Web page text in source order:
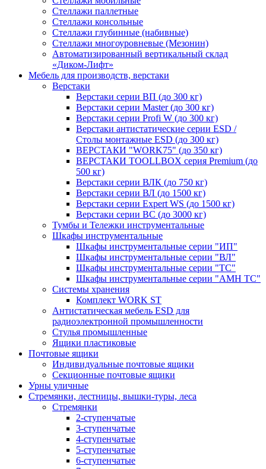
Стеллажи паллетные
Стеллажи консольные
Стеллажи глубинные (набивные)
Стеллажи многоуровневые (Мезонин)
Автоматизированный вертикальный склад
«Диком-Лифт»
Мебель для производств, верстаки
Верстаки
Верстаки серии ВП (до 300 кг)
Верстаки серии Master (до 300 кг)
Верстаки серии Profi W (до 300 кг)
Верстаки антистатические серии ESD /
Столы монтажные ESD (до 300 кг)
ВЕРСТАКИ "WORK75" (до 350 кг)
ВЕРСТАКИ TOOLLBOX серия Premium (до
500 кг)
Верстаки серии ВЛК (до 750 кг)
Верстаки серии ВЛ (до 1500 кг)
Верстаки серии Expert WS (до 1500 кг)
Верстаки серии ВС (до 3000 кг)
Тумбы и Тележки инструментальные
Шкафы инструментальные
Шкафы инструментальные серии "ИП"
Шкафы инструментальные серии "ВЛ"
Шкафы инструментальные серии "ТС"
Шкафы инструментальные серии "AMH TC"
Системы хранения
Комплект WORK ST
Антистатическая мебель ESD для
радиоэлектронной промышленности
Стулья промышленные
Ящики пластиковые
Почтовые ящики
Индивидуальные почтовые ящики
Секционные почтовые ящики
Урны уличные
Стремянки, лестницы, вышки-туры, леса
Стремянки
2-ступенчатые
3-ступенчатые
4-ступенчатые
5-ступенчатые
6-ступенчатые